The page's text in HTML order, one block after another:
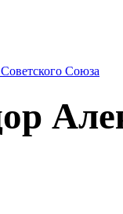
Союза